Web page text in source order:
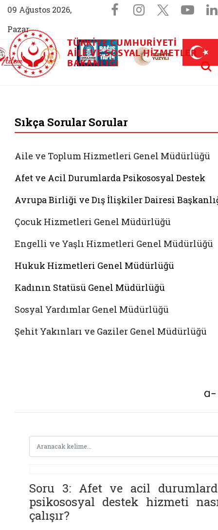
09 Ağustos 2026,
Pazar
Sosyal
Facebook
Instagram
X
Aile (yeni sekmede açılır)
AİLEM İletişim Merkezi (yeni sekmede açılır)
Aile ve Nüfus On Yılı (yeni sekmede açılır)
Darülaceze bağış sayfası (yeni
TÜRKIYE CUMHURIYETI
AILE VE SOSYAL HIZMETLER
BAKANLIĞI
Sıkça Sorular Sorular
Aile ve Toplum Hizmetleri Genel Müdürlüğü
Afet ve Acil Durumlarda Psikososyal Destek
Avrupa Birliği ve Dış İlişkiler Dairesi
Çocuk Hizmetleri Genel Müdürlüğü
Engelli ve Yaşlı Hizmetleri Genel Müdürlüğü
Hukuk Hizmetleri Genel Müdürlüğü
Kadının Statüsü Genel Müdürlüğü
Sosyal Yardımlar Genel Müdürlüğü
Şehit Yakınları ve Gaziler Genel Müdürlüğü
Soru 3: Afet ve acil
psikososyal destek hizmeti
çalışır?